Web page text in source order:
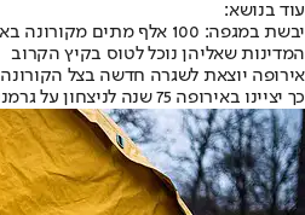
עוד בנושא:
יבשת במגפה: 100 אלף מתים מקורונה באירופה
המדינות שאליהן נוכל לטוס בקיץ הקרוב
אירופה יוצאת לשגרה חדשה בצל הקורונה
כך יציינו באירופה 75 שנה לניצחון על גרמניה הנאצית